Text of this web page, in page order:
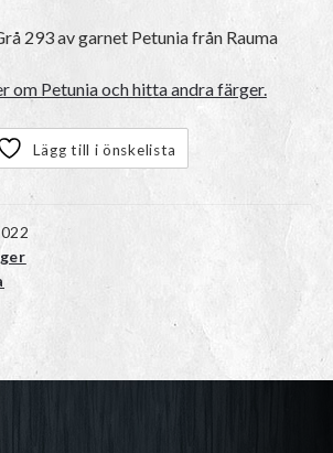
293av garnet Petuniafrån Rauma
om Petunia och hitta andra färger.
Lägg till i önskelista